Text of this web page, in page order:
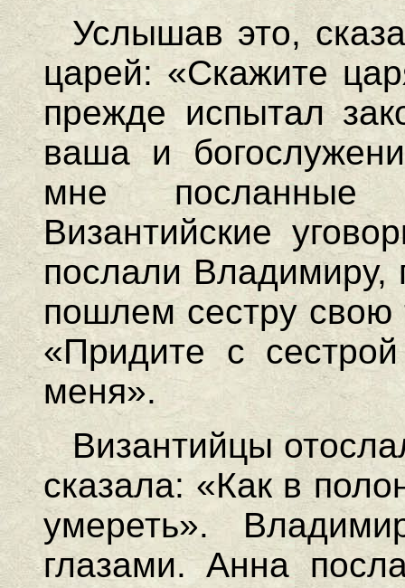
Услышав это,
царей: «Скажите
прежде испытал
ваша и
мне
Византийские
послали Владимиру,
пошлем сестру свою
«Придите с
меня».
Византийцы
сказала: «Как в
умереть».
глазами. Анна